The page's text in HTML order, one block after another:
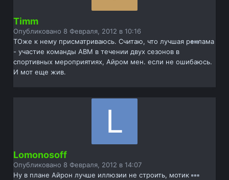
Timm
Опубликовано 8 Февраля, 2012 в 10:16
ТОже к нему присматриваюсь. Считаю, что лучшая реклама
- участие команды АВМ в течении двух сезонов в
спортивных мероприятиях, Айром мен. если не ошибаюсь.
И мот еще жив.
Lomonosoff
Опубликовано 8 Февраля, 2012 в 14:07
Ну в плане Айрон лучше иллюзии не строить, мотик